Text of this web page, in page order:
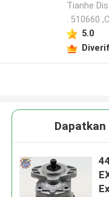
Tianhe
. 510660
5.0